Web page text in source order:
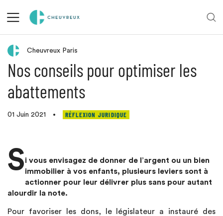
Retour aux actualités
Cheuvreux Paris
Nos conseils pour optimiser les
abattements
01 Juin 2021 • RÉFLEXION JURIDIQUE
Si vous envisagez de donner de l’argent ou un bien
immobilier à vos enfants, plusieurs leviers sont à
actionner pour leur délivrer plus sans pour autant
alourdir la note.
Pour favoriser les dons, le législateur a instauré des